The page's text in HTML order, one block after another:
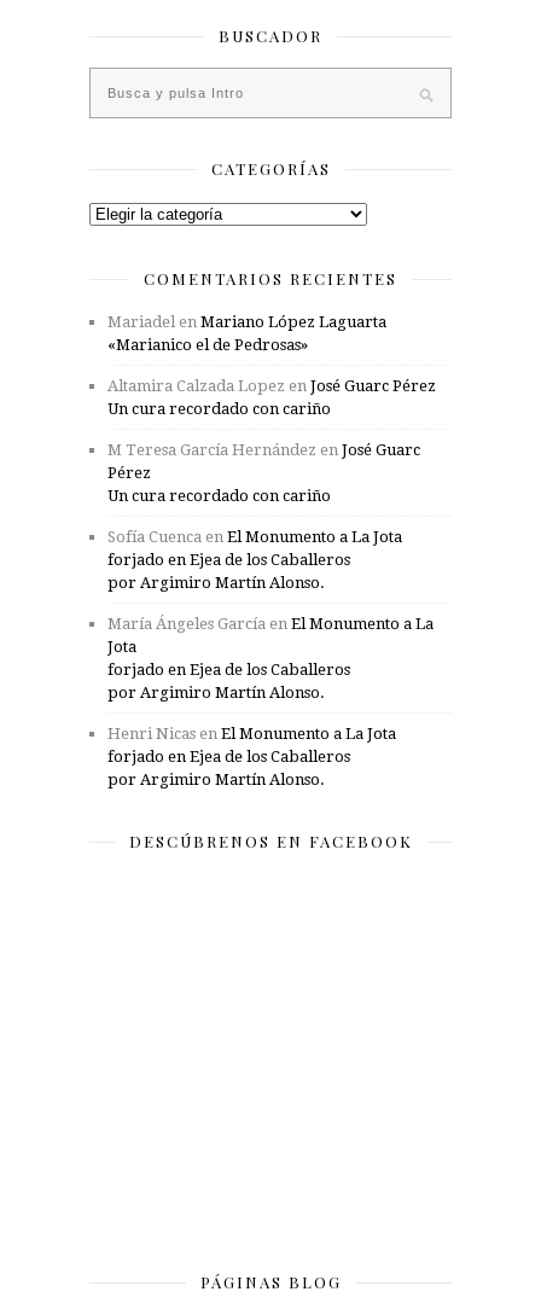
BUSCADOR
CATEGORÍAS
Categorías
COMENTARIOS RECIENTES
Mariadelen Mariano López Laguarta
«Marianico el de Pedrosas»
Altamira Calzada Lopez en José Guarc Pérez
Un cura recordado con cariño
M Teresa García Hernández en José Guarc
Pérez
Un cura recordado con cariño
Sofía Cuenca en El Monumento a La Jota
forjado en Ejea de los Caballeros
por Argimiro Martín Alonso.
María Ángeles García en El Monumento a La
Jota
forjado en Ejea de los Caballeros
por Argimiro Martín Alonso.
Henri Nicas en El Monumento a La Jota
forjado en Ejea de los Caballeros
por Argimiro Martín Alonso.
DESCÚBRENOS EN FACEBOOK
PÁGINAS BLOG